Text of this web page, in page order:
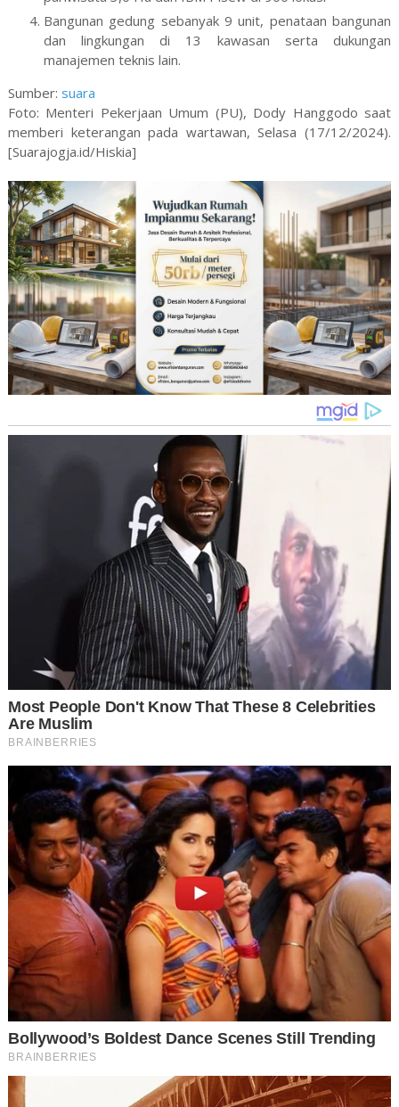
Bangunan gedung sebanyak 9 unit, penataan bangunan
dan lingkungan di 13 kawasan serta dukungan
manajemen teknis lain.
Sumber: suara
Foto: Menteri Pekerjaan Umum (PU), Dody Hanggodo saat
memberi keterangan pada wartawan, Selasa (17/12/2024).
[Suarajogja.id/Hiskia]